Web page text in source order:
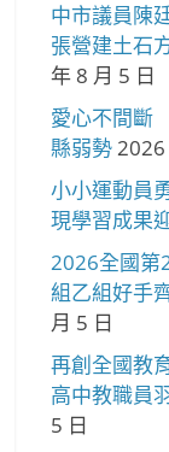
中市議員陳
張營建土石
年 8 月 5 日
愛心不間斷
縣弱勢2026
小小運動員
現學習成果
2026全國
組乙組好手
月 5 日
再創全國教
高中教職員
5 日